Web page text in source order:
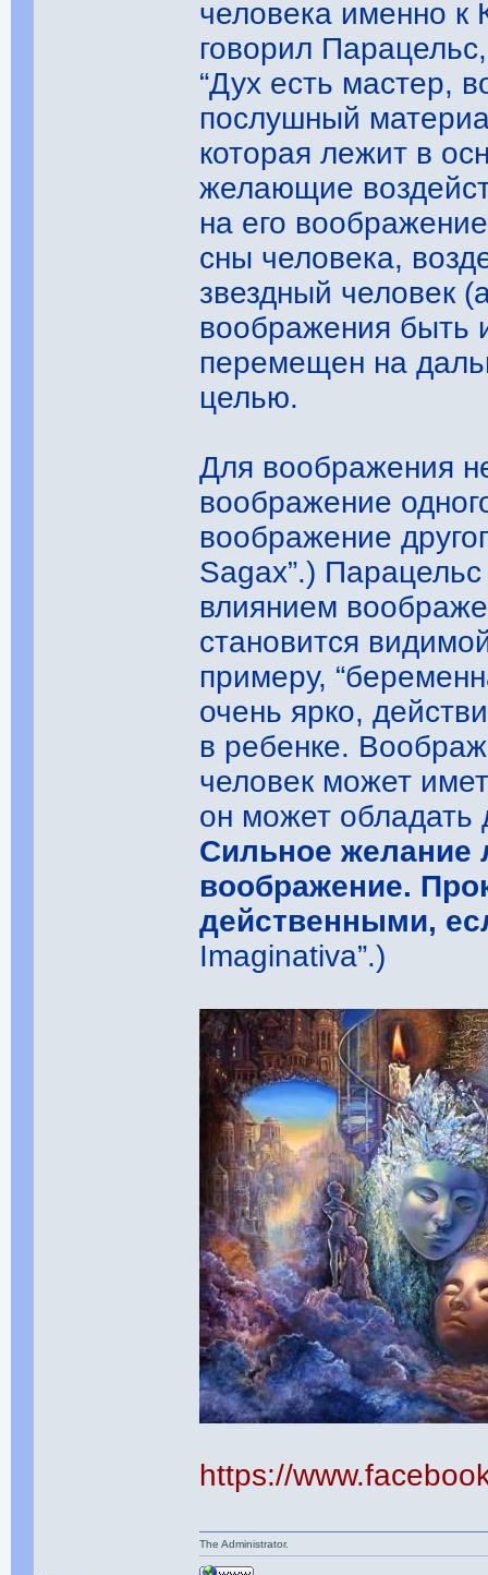
человека именно к
говорил
“Дух есть мастер,
послушный
которая лежит в
желающие
на его
сны человека,
звездный человек
воображения быть
перемещен на
целью.
Для воображения
воображение
воображение
Sagax”.)
влиянием
становится
примеру,
очень ярко,
в ребенке.
человек может
он может
Сильное желание
воображение.
действенными,
Imaginativa”.)
https://
The Administrator.